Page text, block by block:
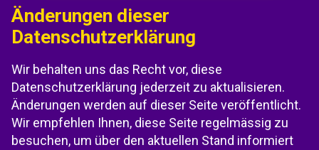
Änderungen dieser
Datenschutzerklärung
Wir behalten uns das Recht vor, diese
Datenschutzerklärung jederzeit zu aktualisieren.
Änderungen werden auf dieser Seite veröffentlicht.
Wir empfehlen Ihnen, diese Seite regelmässig zu
besuchen, um über den aktuellen Stand informiert